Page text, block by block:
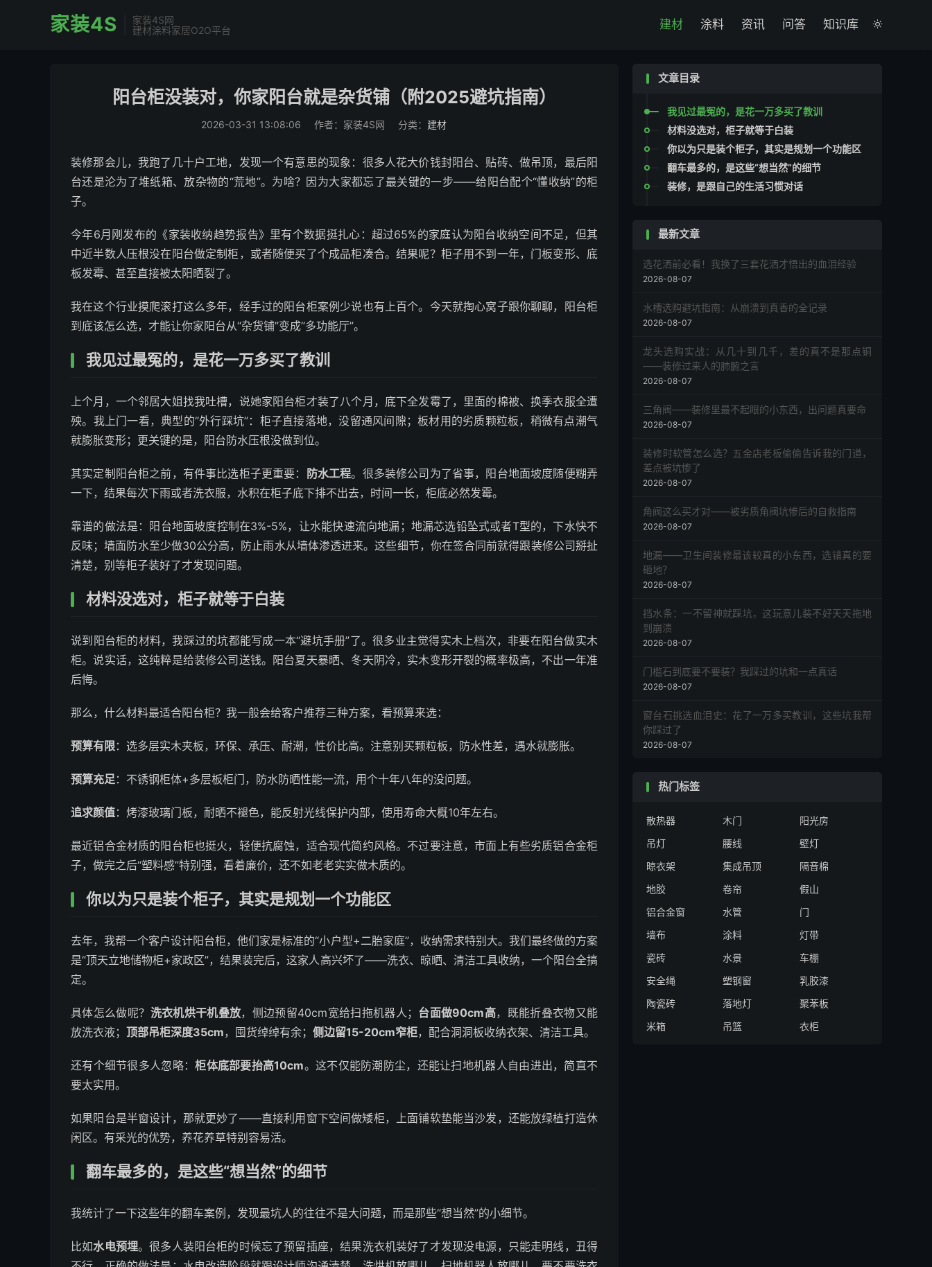
家装4S
家装4S网
建材涂料家居O2O平台

建材 涂料 资讯 问答 知识库
阳台柜没装对，你家阳台就是杂货铺（附2025避坑指南）
2026-03-31 13:08:06 作者：家装4S网 分类： 建材
装修那会儿，我跑了几十户工地，发现一个有意思的现象：很多人花大价钱封阳台、贴砖、做吊顶，最后阳
台还是沦为了堆纸箱、放杂物的“荒地”。为啥？因为大家都忘了最关键的一步——给阳台配个“懂收纳”的柜
子。
今年6月刚发布的《家装收纳趋势报告》里有个数据挺扎心：超过65%的家庭认为阳台收纳空间不足，但其
中近半数人压根没在阳台做定制柜，或者随便买了个成品柜凑合。结果呢？柜子用不到一年，门板变形、底
板发霉、甚至直接被太阳晒裂了。
我在这个行业摸爬滚打这么多年，经手过的阳台柜案例少说也有上百个。今天就掏心窝子跟你聊聊，阳台柜
到底该怎么选，才能让你家阳台从“杂货铺”变成“多功能厅”。
我见过最冤的，是花一万多买了教训
上个月，一个邻居大姐找我吐槽，说她家阳台柜才装了八个月，底下全发霉了，里面的棉被、换季衣服全遭
殃。我上门一看，典型的“外行踩坑”：柜子直接落地，没留通风间隙；板材用的劣质颗粒板，稍微有点潮气
就膨胀变形；更关键的是，阳台防水压根没做到位。
其实定制阳台柜之前，有件事比选柜子更重要： 防水工程。很多装修公司为了省事，阳台地面坡度随便糊弄
一下，结果每次下雨或者洗衣服，水积在柜子底下排不出去，时间一长，柜底必然发霉。
靠谱的做法是：阳台地面坡度控制在3%-5%，让水能快速流向地漏；地漏芯选铅坠式或者T型的，下水快不
反味；墙面防水至少做30公分高，防止雨水从墙体渗透进来。这些细节，你在签合同前就得跟装修公司掰扯
清楚，别等柜子装好了才发现问题。
材料没选对，柜子就等于白装
说到阳台柜的材料，我踩过的坑都能写成一本“避坑手册”了。很多业主觉得实木上档次，非要在阳台做实木
柜。说实话，这纯粹是给装修公司送钱。阳台夏天暴晒、冬天阴冷，实木变形开裂的概率极高，不出一年准
后悔。
那么，什么材料最适合阳台柜？我一般会给客户推荐三种方案，看预算来选：
预算有限：选多层实木夹板，环保、承压、耐潮，性价比高。注意别买颗粒板，防水性差，遇水就膨胀。
预算充足：不锈钢柜体+多层板柜门，防水防晒性能一流，用个十年八年的没问题。
追求颜值：烤漆玻璃门板，耐晒不褪色，能反射光线保护内部，使用寿命大概10年左右。
最近铝合金材质的阳台柜也挺火，轻便抗腐蚀，适合现代简约风格。不过要注意，市面上有些劣质铝合金柜
子，做完之后“塑料感”特别强，看着廉价，还不如老老实实做木质的。
你以为只是装个柜子，其实是规划一个功能区
去年，我帮一个客户设计阳台柜，他们家是标准的“小户型+二胎家庭”，收纳需求特别大。我们最终做的方案
是“顶天立地储物柜+家政区”，结果装完后，这家人高兴坏了——洗衣、晾晒、清洁工具收纳，一个阳台全搞
定。
具体怎么做呢？ 洗衣机烘干机叠放，侧边预留40cm宽给扫拖机器人； 台面做90cm高，既能折叠衣物又能
放洗衣液； 顶部吊柜深度35cm，囤货绰绰有余； 侧边留15-20cm窄柜，配合洞洞板收纳衣架、清洁工具。
还有个细节很多人忽略：柜体底部要抬高10cm。这不仅能防潮防尘，还能让扫地机器人自由进出，简直不
要太实用。
如果阳台是半窗设计，那就更妙了——直接利用窗下空间做矮柜，上面铺软垫能当沙发，还能放绿植打造休
闲区。有采光的优势，养花养草特别容易活。
翻车最多的，是这些“想当然”的细节
我统计了一下这些年的翻车案例，发现最坑人的往往不是大问题，而是那些“想当然”的小细节。
比如水电预埋。很多人装阳台柜的时候忘了预留插座，结果洗衣机装好了才发现没电源，只能走明线，丑得
文章目录
我见过最冤的，是花一万多买了教训
材料没选对，柜子就等于白装
你以为只是装个柜子，其实是规划一个功能区
翻车最多的，是这些“想当然”的细节
装修，是跟自己的生活习惯对话
最新文章
选花洒前必看！我换了三套花洒才悟出的血泪经验
2026-08-07
水槽选购避坑指南：从崩溃到真香的全记录
2026-08-07
龙头选购实战：从几十到几千，差的真不是那点铜
——装修过来人的肺腑之言
2026-08-07
三角阀——装修里最不起眼的小东西，出问题真要命
2026-08-07
装修时软管怎么选？五金店老板偷偷告诉我的门道，
差点被坑惨了
2026-08-07
角阀这么买才对——被劣质角阀坑惨后的自救指南
2026-08-07
地漏——卫生间装修最该较真的小东西，选错真的要
砸地？
2026-08-07
挡水条：一不留神就踩坑，这玩意儿装不好天天拖地
到崩溃
2026-08-07
门槛石到底要不要装？我踩过的坑和一点真话
2026-08-07
窗台石挑选血泪史：花了一万多买教训，这些坑我帮
你踩过了
2026-08-07
热门标签
散热器 木门
阳光房
吊灯
腰线
壁灯
晾衣架
集成吊顶
隔音棉
地胶
卷帘
假山
铝合金窗
水管
门
墙布
涂料
灯带
瓷砖
水景
车棚
安全绳
塑钢窗
乳胶漆
陶瓷砖
落地灯
聚苯板
米箱
吊篮 衣柜